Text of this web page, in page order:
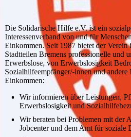
Die Solidarische Hilfe e.V. ist ein
Interessenverband von und für
Einkommen. Seit 1987 bietet der Verein
Stadtteilen Bremens professionelle und
Erwerbslose, von Erwerbslosigkeit
Sozialhilfeempfänger/-innen und andere
Einkommen:
Wir informieren über Leistungen,
Erwerbslosigkeit und
Wir beraten bei Problemen mit der
Jobcenter und dem Amt für soziale